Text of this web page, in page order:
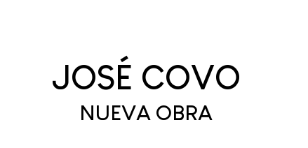
JOSÉ COVO
NUEVA OBRA